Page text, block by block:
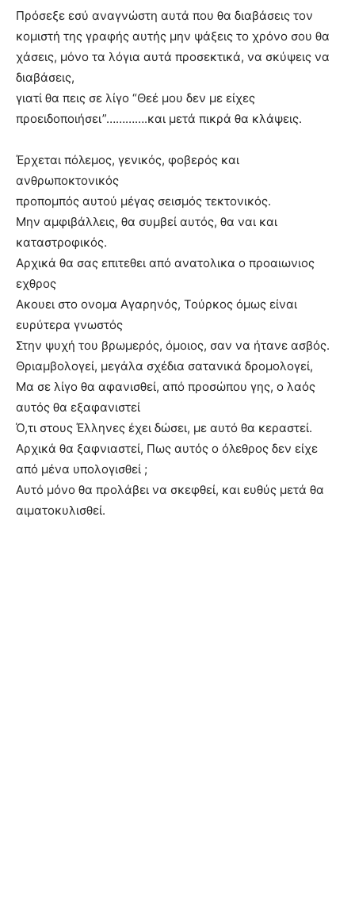
Πρόσεξε εσύ αναγνώστη αυτά που θα διαβάσεις τον
κομιστή της γραφής αυτής μην ψάξεις το χρόνο σου θα
χάσεις, μόνο τα λόγια αυτά προσεκτικά, να σκύψεις να
διαβάσεις,
γιατί θα πεις σε λίγο “Θεέ μου δεν με είχες
προειδοποιήσει”………….και μετά πικρά θα κλάψεις.
Έρχεται πόλεμος, γενικός, φοβερός και
ανθρωποκτονικός
προπομπός αυτού μέγας σεισμός τεκτονικός.
Μην αμφιβάλλεις, θα συμβεί αυτός, θα ναι και
καταστροφικός.
Αρχικά θα σας επιτεθει από ανατολικα ο προαιωνιος
εχθρος
Ακουει στο ονομα Αγαρηνός, Τούρκος όμως είναι
ευρύτερα γνωστός
Στην ψυχή του βρωμερός, όμοιος, σαν να ήτανε ασβός.
Θριαμβολογεί, μεγάλα σχέδια σατανικά δρομολογεί,
Μα σε λίγο θα αφανισθεί, από προσώπου γης, ο λαός
αυτός θα εξαφανιστεί
Ό,τι στους Έλληνες έχει δώσει, με αυτό θα κεραστεί.
Αρχικά θα ξαφνιαστεί, Πως αυτός ο όλεθρος δεν είχε
από μένα υπολογισθεί ;
Αυτό μόνο θα προλάβει να σκεφθεί, και ευθύς μετά θα
αιματοκυλισθεί.